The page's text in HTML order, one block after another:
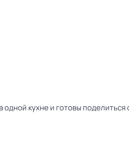
кухне и готовы